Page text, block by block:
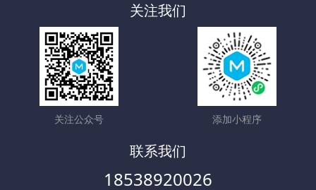
关注我们
关注公众号 添加小程序
联系我们
18538920026